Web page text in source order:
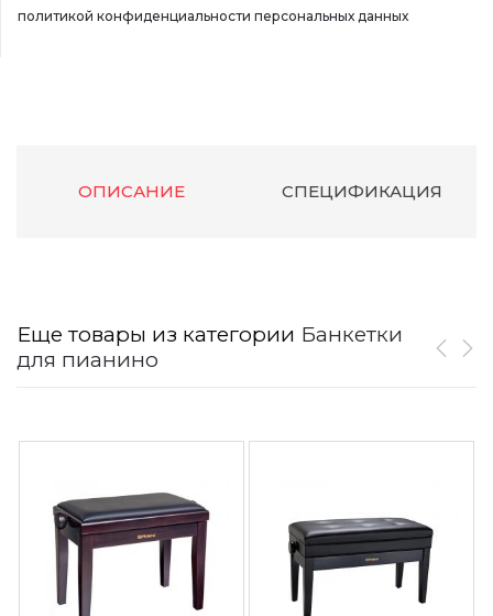
политикой конфиденциальности персональных данных
ОПИСАНИЕ СПЕЦИФИКАЦИЯ
Еще товары из категории Банкетки
для пианино